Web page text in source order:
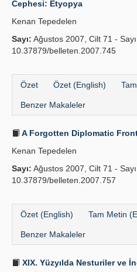
Kılavuzlar
Cephesi: Etyopya
Kenan Tepedelen
Sayı: Ağustos 2007, Cilt 71 -
10.37879/belleten.2007.745
Özet Özet (English)
Benzer Makaleler
A Forgotten Diplomatic
Kenan Tepedelen
Sayı: Ağustos 2007, Cilt 71 -
10.37879/belleten.2007.757
Özet (English) Tam Metin
Benzer Makaleler
XIX. Yüzyılda Nesturiler ve